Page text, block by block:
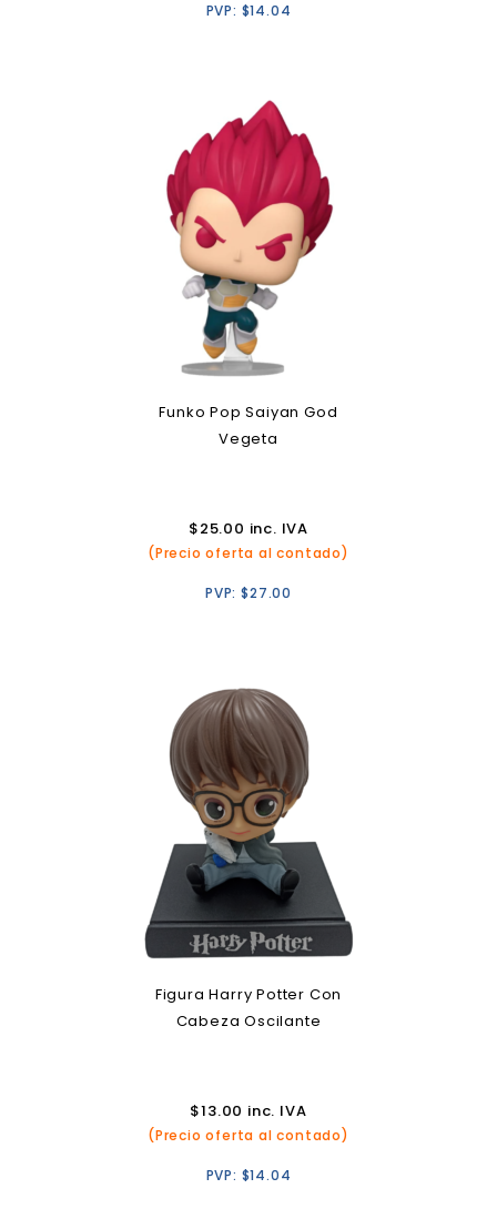
PVP: $14.04
Funko Pop Saiyan God
Vegeta
$25.00 inc. IVA
(Precio oferta al contado)
PVP:$27.00
Figura Harry Potter Con
Cabeza Oscilante
$13.00 inc. IVA
(Precio oferta al contado)
PVP: $14.04